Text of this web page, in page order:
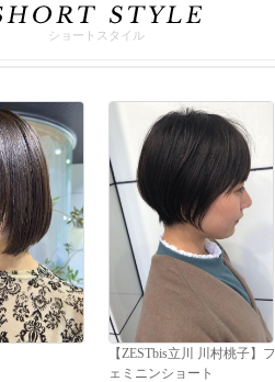
ショートスタイル
【ZESTbis立川 川村桃子】フ
ェミニンショート